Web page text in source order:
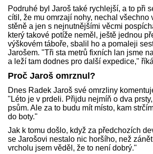
Podruhé byl Jaroš také rychlejší, a to při
cítil, že mu omrzají nohy, nechal všechno
stěně a jen s nejnutnějšími věcmi
který takové potíže neměl, ještě jednou
výškovém táboře, sbalil ho a pomaleji
Jarošem. "Tři sta metrů fixních lan jsme
a leží tam dodnes pro další expedice,"
Proč Jaroš omrznul?
Dnes Radek Jaroš své omrzliny
"Léto je v prdeli. Přijdu nejmíň o dva
psům. Ale za to budu mít místo, kam
do boty."
Jak k tomu došlo, když za předchozích
se Jarošovi nestalo nic horšího, než
vrcholu jsem věděl, že to není dobrý."